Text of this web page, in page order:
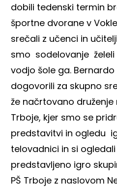
dobili tedenski termin
športne dvorane v
srečali z učenci in učitelji
smo sodelovanje želeli
vodjo šole ga. Bernardo
dogovorili za skupno
že načrtovano druženje
Trboje, kjer smo se
predstavitvi in ogledu
telovadnici in si
predstavljeno igro
PŠ Trboje z naslovom